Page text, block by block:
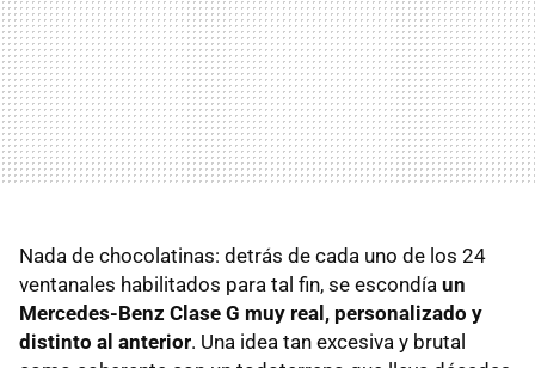
Nada de chocolatinas: detrás de cada uno de los 24
ventanales habilitados para tal fin, se escondía un
Mercedes-Benz Clase G muy real, personalizado y
distinto al anterior. Una idea tan excesiva y brutal